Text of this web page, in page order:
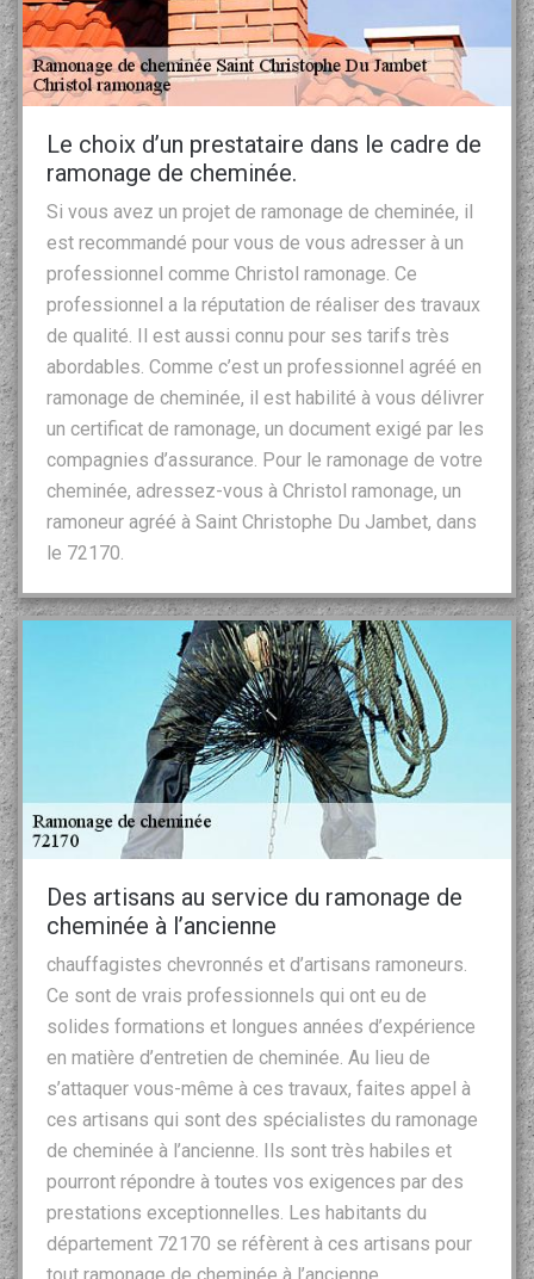
Le choix d’un prestataire dans le cadre de
ramonage de cheminée.
Si vous avez un projet de ramonage de cheminée, il
est recommandé pour vous de vous adresser à un
professionnel comme Christol ramonage. Ce
professionnel a la réputation de réaliser des travaux
de qualité. Il est aussi connu pour ses tarifs très
abordables. Comme c’est un professionnel agréé en
ramonage de cheminée, il est habilité à vous délivrer
un certificat de ramonage, un document exigé par les
compagnies d’assurance. Pour le ramonage de votre
cheminée, adressez-vous à Christol ramonage, un
ramoneur agréé à Saint Christophe Du Jambet, dans
le 72170.
Des artisans au service du ramonage de
cheminée à l’ancienne
chauffagistes chevronnés et d’artisans ramoneurs.
Ce sont de vrais professionnels qui ont eu de
solides formations et longues années d’expérience
en matière d’entretien de cheminée. Au lieu de
s’attaquer vous-même à ces travaux, faites appel à
ces artisans qui sont des spécialistes du ramonage
de cheminée à l’ancienne. Ils sont très habiles et
pourront répondre à toutes vos exigences par des
prestations exceptionnelles. Les habitants du
département 72170 se réfèrent à ces artisans pour
tout ramonage de cheminée à l’ancienne.